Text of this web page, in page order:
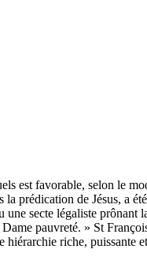
est favorable, selon le
prédication de Jésus, a
secte légaliste
pauvreté. » St
riche, puissante